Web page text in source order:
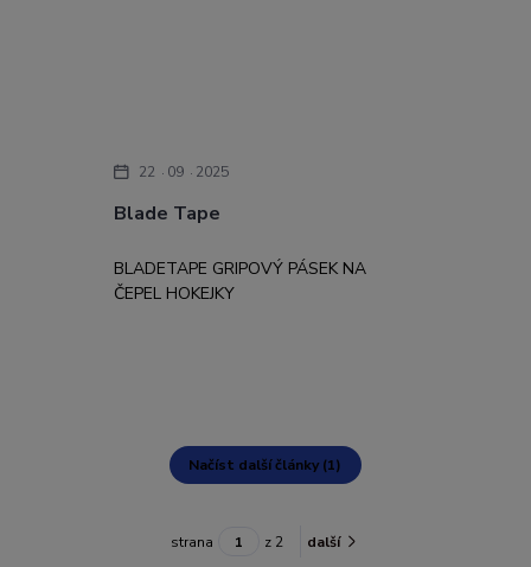
Blade Tape
22 09 2025
BLADETAPE GRIPOVÝ PÁSEK NA
ČEPEL HOKEJKY
Načíst další články (1)
strana z 2 další